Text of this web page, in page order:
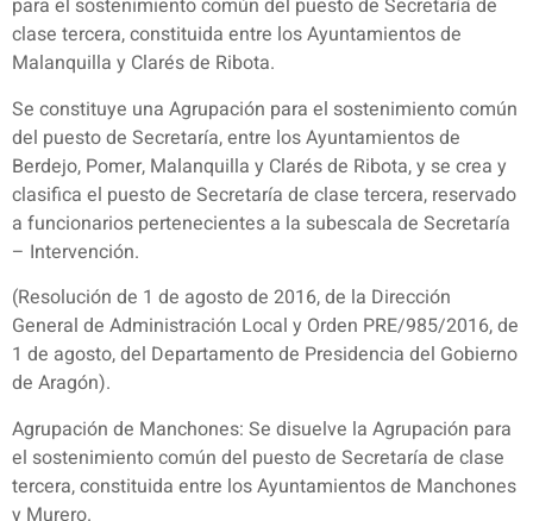
para el sostenimiento común del puesto de Secretaría de
clase tercera, constituida entre los Ayuntamientos de
Malanquilla y Clarés de Ribota.
Se constituye una Agrupación para el sostenimiento común
del puesto de Secretaría, entre los Ayuntamientos de
Berdejo, Pomer, Malanquilla y Clarés de Ribota, y se crea y
clasifica el puesto de Secretaría de clase tercera, reservado
a funcionarios pertenecientes a la subescala de Secretaría
– Intervención.
(Resolución de 1 de agosto de 2016, de la Dirección
General de Administración Local y Orden PRE/985/2016, de
1 de agosto, del Departamento de Presidencia del Gobierno
de Aragón).
Agrupación de Manchones: Se disuelve la Agrupación para
el sostenimiento común del puesto de Secretaría de clase
tercera, constituida entre los Ayuntamientos de Manchones
y Murero.